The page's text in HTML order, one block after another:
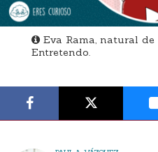
Eva Rama, natural de
Entretendo.